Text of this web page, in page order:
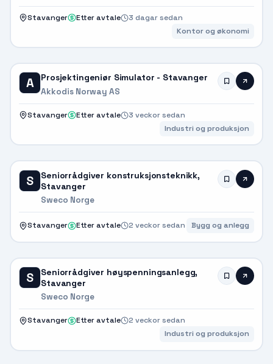
Stavanger Etter avtale
3 dagar sedan
Kontor og økonomi
A Prosjektingeniør Simulator - Stavanger
Akkodis Norway AS
Stavanger Etter avtale
3 veckor sedan
Industri og produksjon
S
Seniorrådgiver konstruksjonsteknikk,
Stavanger
Sweco Norge
Stavanger Etter avtale 2 veckor sedan Bygg og anlegg
S
Seniorrådgiver høyspenningsanlegg,
Stavanger
Sweco Norge
Stavanger Etter avtale
2 veckor sedan
Industri og produksjon